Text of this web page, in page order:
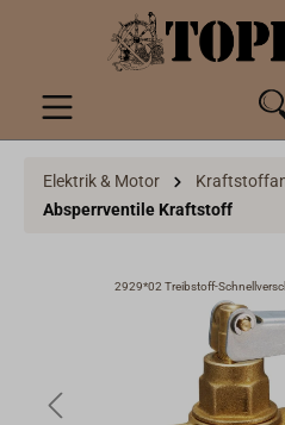
springen
Elektrik & Motor
Absperrventile Kraftstoff
2929*02 Treibstoff-